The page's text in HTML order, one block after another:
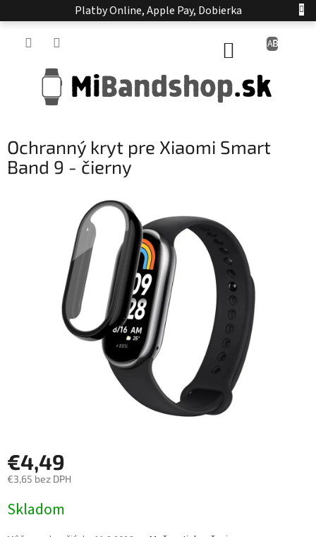
na
Platby Online, Apple Pay, Dobierka
NÁKUPNÝ
Ochranný kryt pre Xiaomi Smart
Band 9 - čierny
€4,49
€3,65 bez DPH
cena:
Skladom